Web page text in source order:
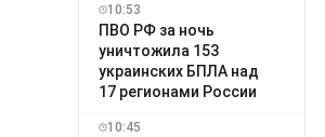
10:53
ПВО РФ за ночь
уничтожила 153
украинских БПЛА над
17 регионами России
10:45